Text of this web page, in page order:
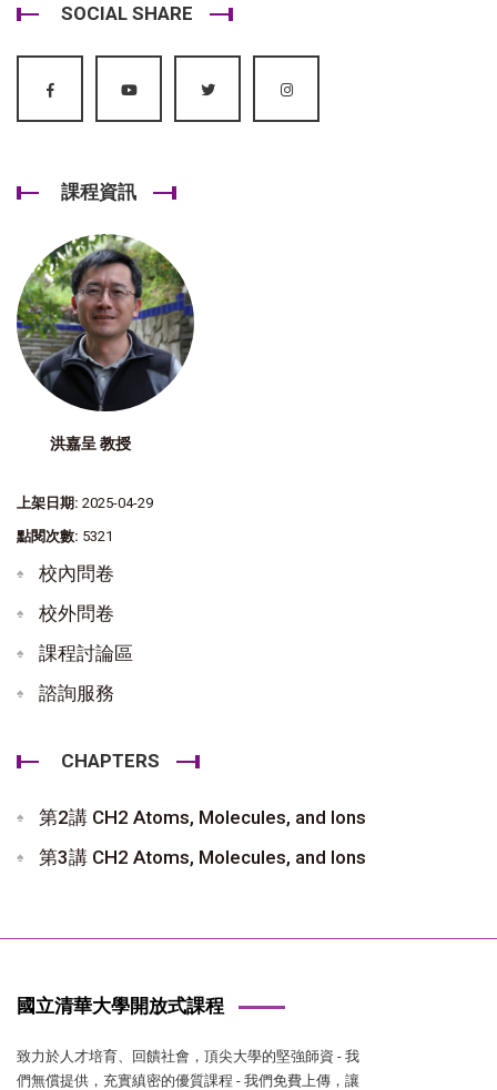
SOCIAL SHARE
課程資訊
洪嘉呈 教授
上架日期: 2025-04-29
點閱次數: 5321
校內問卷
校外問卷
課程討論區
諮詢服務
CHAPTERS
第2講 CH2 Atoms, Molecules, and Ions
第3講 CH2 Atoms, Molecules, and Ions
國立清華大學開放式課程
致力於人才培育、回饋社會，頂尖大學的堅強師資 - 我
們無償提供，充實縝密的優質課程 - 我們免費上傳，讓